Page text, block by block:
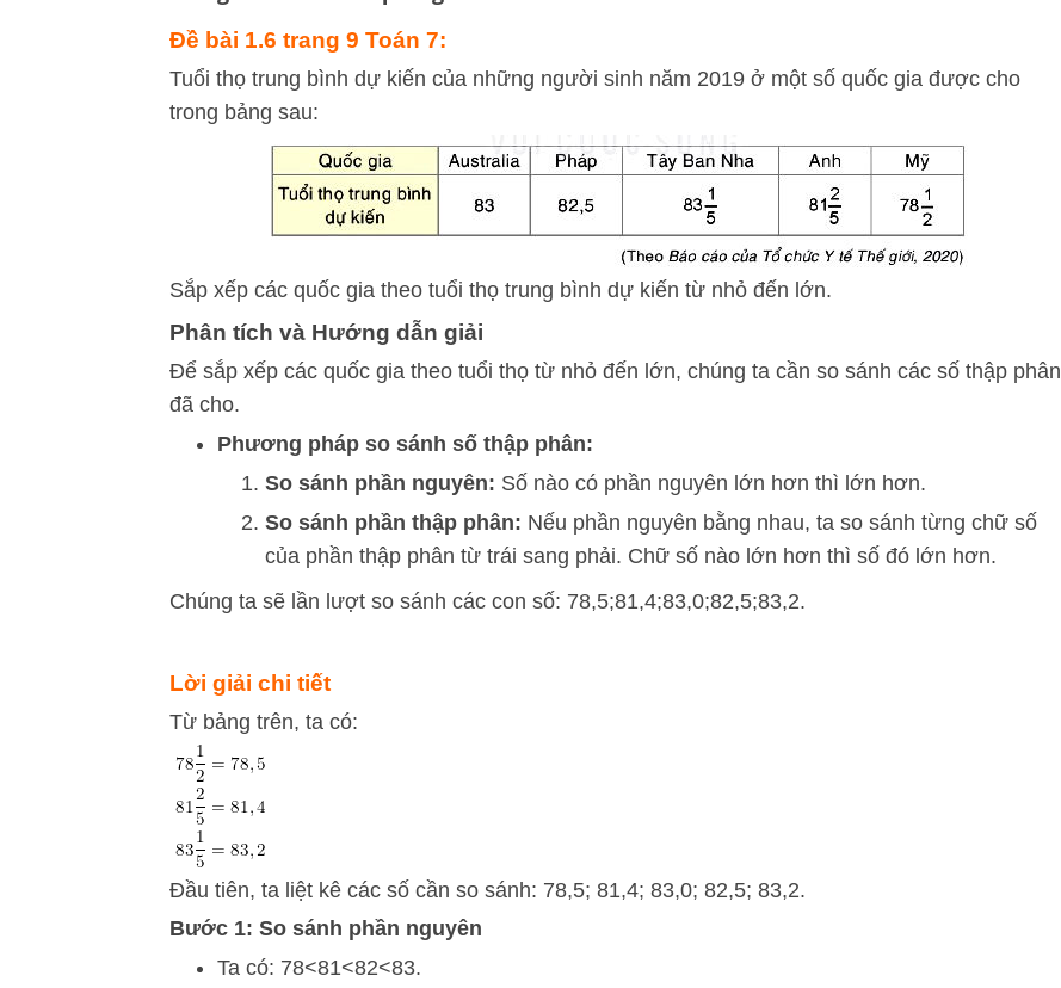
Đề bài 1.6 trang 9 Toán 7:
Tuổi thọ trung bình dự kiến của những người sinh năm 2019 ở một số quốc gia được cho
trong bảng sau:
Sắp xếp các quốc gia theo tuổi thọ trung bình dự kiến từ nhỏ đến lớn.
Phân tích và Hướng dẫn giải
Để sắp xếp các quốc gia theo tuổi thọ từ nhỏ đến lớn, chúng ta cần so sánh các số thập phân
đã cho.
Phương pháp so sánh số thập phân:
So sánh phần nguyên: Số nào có phần nguyên lớn hơn thì lớn hơn.
So sánh phần thập phân: Nếu phần nguyên bằng nhau, ta so sánh từng chữ số
của phần thập phân từ trái sang phải. Chữ số nào lớn hơn thì số đó lớn hơn.
Chúng ta sẽ lần lượt so sánh các con số: 78,5;81,4;83,0;82,5;83,2.
Lời giải chi tiết
Từ bảng trên, ta có:
Đầu tiên, ta liệt kê các số cần so sánh: 78,5; 81,4; 83,0; 82,5; 83,2.
Bước 1: So sánh phần nguyên
Ta có: 78<81<82<83.